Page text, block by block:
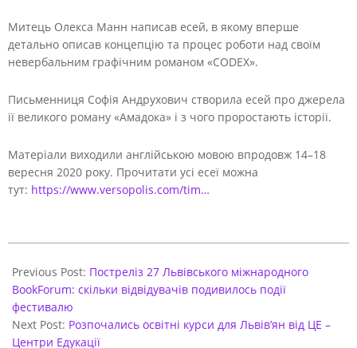
Митець Олекса Манн написав есей, в якому вперше
детально описав концепцію та процес роботи над своїм
невербальним графічним романом «CODEX».
Письменниця Софія Андрухович створила есей про джерела
її великого роману «Амадока» і з чого проростають історії.
Матеріали виходили англійською мовою впродовж 14–18
вересня 2020 року. Прочитати усі есеї можна
тут: https://www.versopolis.com/tim…
09-
24
Previous Post: Постреліз 27 Львівського міжнародного
BookForum: cкільки відвідувачів подивилось події
фестивалю
Next Post: Розпочались освітні курси для Львів’ян від ЦЕ –
Центри Едукації